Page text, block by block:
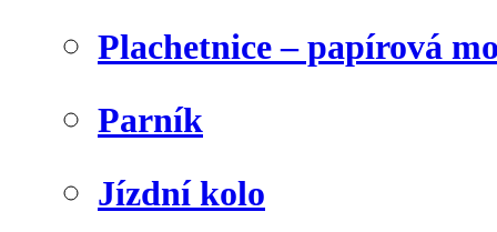
Plachetnice – papírová
Parník
Jízdní kolo